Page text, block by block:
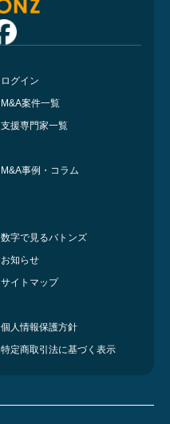
ログイン
M&A案件一覧
支援専門家一覧
M&A事例・コラム
数字で見るバトンズ
お知らせ
サイトマップ
個人情報保護方針
特定商取引法に基づく表示